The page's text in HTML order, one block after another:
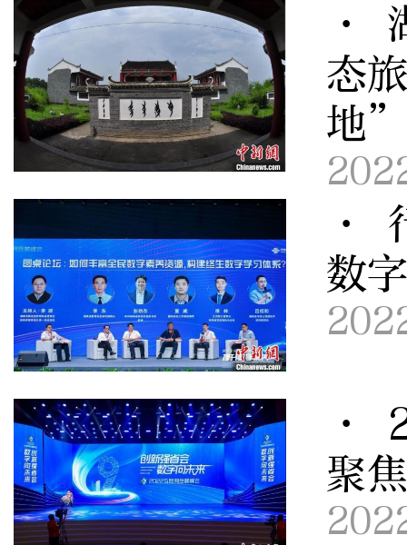
·
态
地
·
数
·
聚